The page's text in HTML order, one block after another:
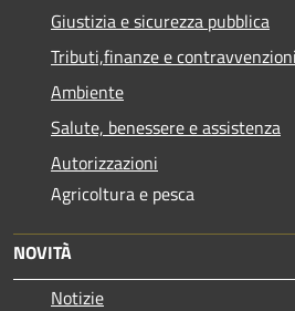
Giustizia e sicurezza pubblica
Tributi,finanze e contravvenzioni
Ambiente
Salute, benessere e assistenza
Autorizzazioni
Agricoltura e pesca
NOVITÀ
Notizie